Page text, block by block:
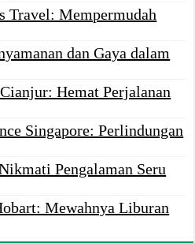
Travel: Mempermudah
dan Gaya dalam
Hemat Perjalanan
Singapore: Perlindungan
Pengalaman Seru
Mewahnya Liburan